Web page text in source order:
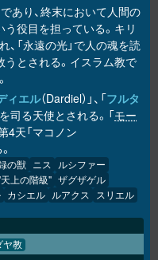
あり、終末において人間の
役目を担っている。キリ
「永遠の光」で人の魂を読
うとされる。イスラム教で
ィエル（Dardiel）」、「フルタ
司る天使とされる。「モー
4天「マコノン
の獣 ニス
ルシファー
上の階級" ザグザゲル
カシエル ルアクス
スリエル
ヤ教